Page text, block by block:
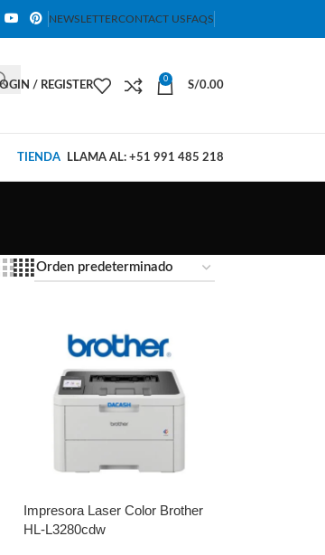
NEWSLETTERCONTACT USFAQS
/ REGISTER
0
S/0.00
TIENDA LLAMA AL: +51 991 485 218
Impresora Laser Color Brother
HL-L3280cdw